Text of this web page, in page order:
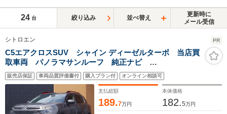
24 台 絞り込み 並べ替え
更新時に
メール受信
シトロエン PR
C5エアクロスSUV シャイン ディーゼルターボ 当店買
取車両 パノラマサンルーフ 純正ナビ
AppleCarPlay 地デジ 360°カメラ パワーシート 茶
革シート シートヒーター パワーバックドア コーナ
ーセンサー 純正18インチアルミホイール
販売店保証 車両品質評価書付 購入プラン付 オンライン相談可
支払総額
189.7万円
本体価格
182.5万円